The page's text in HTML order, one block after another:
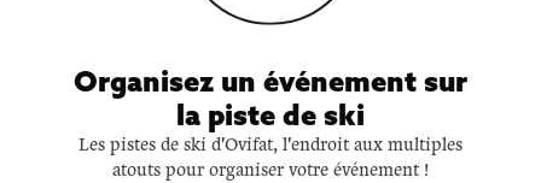
Organisez un événement sur
la piste de ski
Les pistes de ski d'Ovifat, l'endroit aux multiples
atouts pour organiser votre événement !